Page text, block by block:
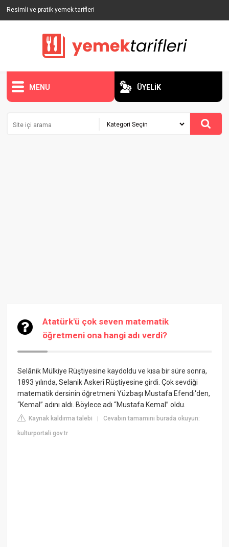
Resimli ve pratik yemek tarifleri
MENU ÜYELİK
Atatürk'ü çok seven matematik
öğretmeni ona hangi adı verdi?
Selânik Mülkiye Rüştiyesine kaydoldu ve kısa bir süre sonra,
1893 yılında, Selanik Askerî Rüştiyesine girdi. Çok sevdiği
matematik dersinin öğretmeni Yüzbaşı Mustafa Efendi'den,
“Kemal” adını aldı. Böylece adı “Mustafa Kemal” oldu.
Kaynak kaldırma talebi |Cevabın tamamını burada okuyun:
kulturportali.gov.tr